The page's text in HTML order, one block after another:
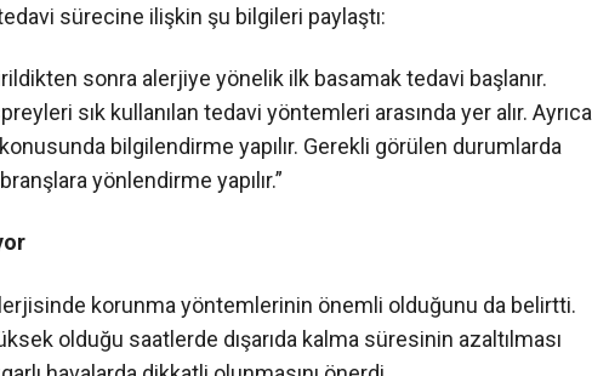
sürecine ilişkin şu bilgileri paylaştı:
sonra alerjiye yönelik ilk basamak tedavi başlanır.
sık kullanılan tedavi yöntemleri arasında yer alır. Ayrıca
bilgilendirme yapılır. Gerekli görülen durumlarda
yönlendirme yapılır.”
korunma yöntemlerinin önemli olduğunu da belirtti.
olduğu saatlerde dışarıda kalma süresinin azaltılması